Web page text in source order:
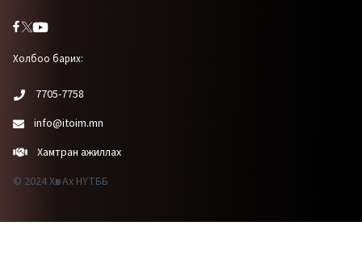
Холбоо барих:
7705-7758
info@itoim.mn
Хамтран ажиллах
© 2024 Хөх Ах НҮТББ